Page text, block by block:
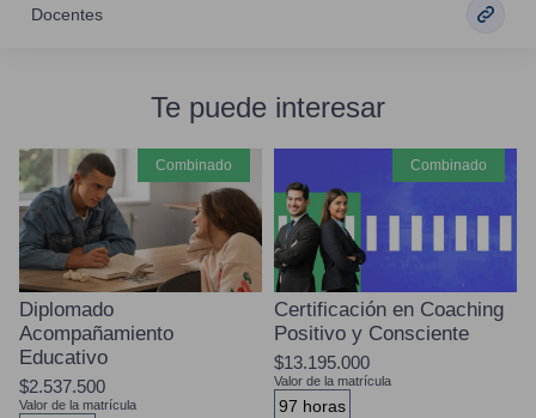
Docentes
Te puede interesar
combinado
Diplomado
Acompañamiento
Educativo
$2.537.500
Valor de la matrícula
combinado
Certificación en Coaching
Positivo y Consciente
$13.195.000
Valor de la matrícula
97 horas